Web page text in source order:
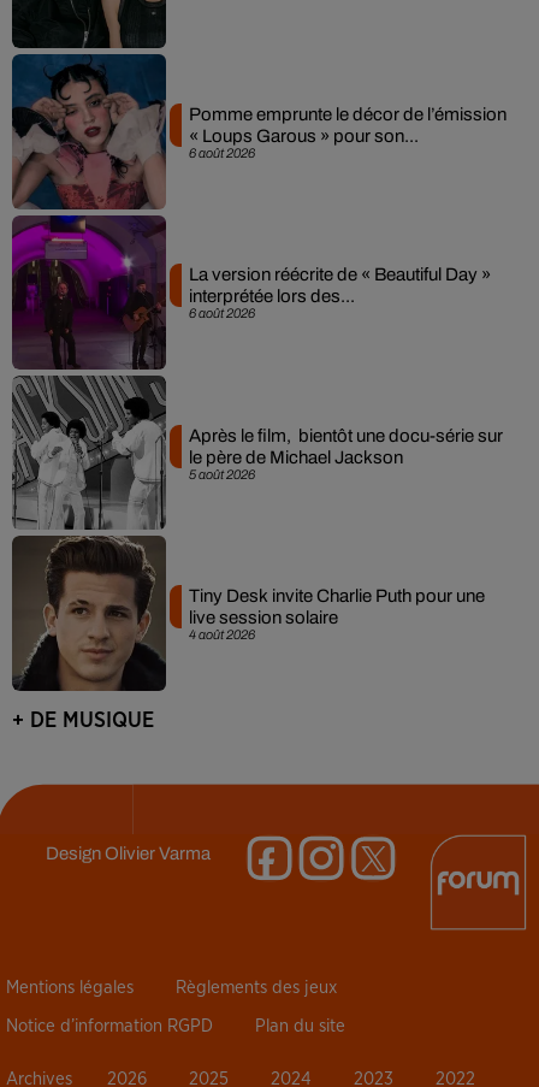
6 août 2026
Pomme emprunte le décor de l’émission
« Loups Garous » pour son...
6 août 2026
La version réécrite de « Beautiful Day »
interprétée lors des...
5 août 2026
Après le film, bientôt une docu-série sur
le père de Michael Jackson
4 août 2026
Tiny Desk invite Charlie Puth pour une
live session solaire
+ DE MUSIQUE
DesignOlivier Varma
Mentions légales Règlements des jeux
Notice d’information RGPD Plan du site
Archives 2026 2025 2024 2023 2022